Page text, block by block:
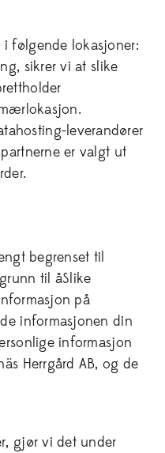
i følgende lokasjoner:
sikrer vi at slike
leverandører
er valgt ut
begrenset til
til åSlike
på
informasjonen din
informasjon
Herrgård AB, og de
gjør vi det under